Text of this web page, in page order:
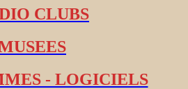
CLUBS
- LOGICIELS